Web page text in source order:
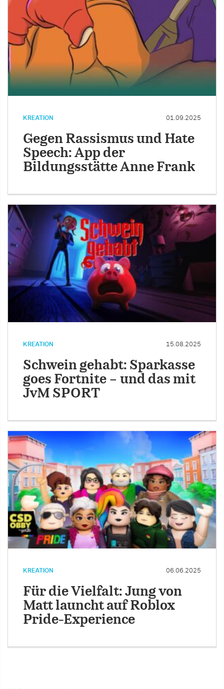
KREATION 01.09.2025
Gegen Rassismus und Hate
Speech: App der
Bildungsstätte Anne Frank
KREATION 15.08.2025
Schwein gehabt: Sparkasse
goes Fortnite – und das mit
JvM SPORT
KREATION 06.06.2025
Für die Vielfalt: Jung von
Matt launcht auf Roblox
Pride-Experience